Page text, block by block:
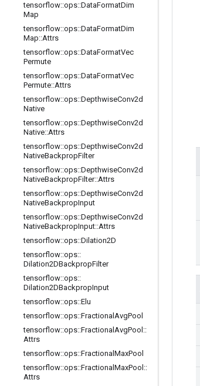
tensorflow::ops::DataFormatDim
Map
tensorflow::ops::DataFormatDim
Map::Attrs
tensorflow::ops::DataFormatVec
Permute
tensorflow::ops::DataFormatVec
Permute::Attrs
tensorflow::ops::DepthwiseConv2d
Native
tensorflow::ops::DepthwiseConv2d
Native::Attrs
tensorflow::ops::DepthwiseConv2d
NativeBackpropFilter
tensorflow::ops::DepthwiseConv2d
NativeBackpropFilter::Attrs
tensorflow::ops::DepthwiseConv2d
NativeBackpropInput
tensorflow::ops::DepthwiseConv2d
NativeBackpropInput::Attrs
tensorflow::ops::Dilation2D
tensorflow::ops::
Dilation2DBackpropFilter
tensorflow::ops::
Dilation2DBackpropInput
tensorflow::ops::Elu
tensorflow::ops::Fractional AvgPool
tensorflow::ops::Fractional AvgPool ::
Attrs
tensorflow::ops::Fractional MaxPool
tensorflow::ops::Fractional MaxPool ::
Attrs